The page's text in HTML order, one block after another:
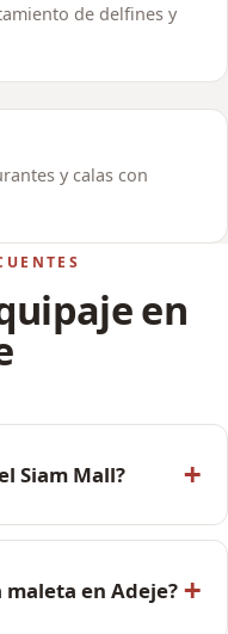
de delfines y
y calas con
en
Siam Mall?
en Adeje?